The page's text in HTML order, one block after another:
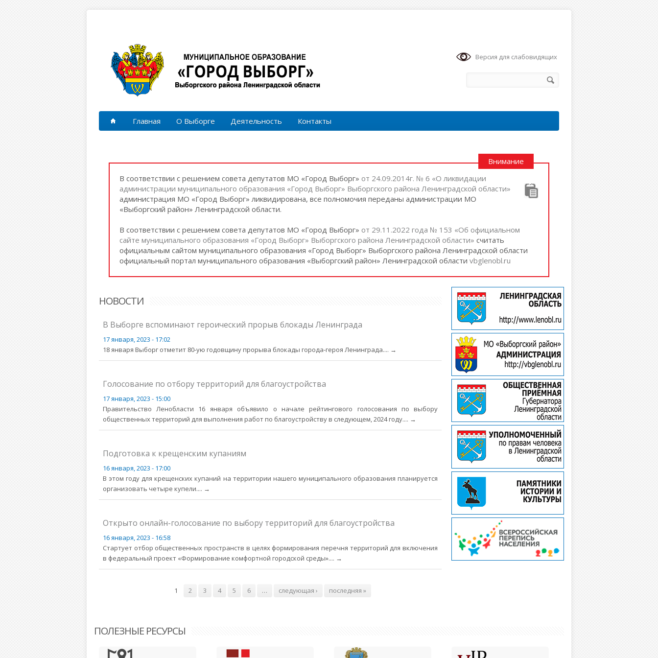
Версия для слабовидящих
Главная О Выборге Деятельность Контакты
Внимание
В соответствии с решением совета депутатов МО «Город Выборг» от 24.09.2014г. № 6 «О ликвидации
администрации муниципального образования «Город Выборг» Выборгского района Ленинградской области»
администрация МО «Город Выборг» ликвидирована, все полномочия переданы администрации МО
«Выборгский район» Ленинградской области.
В соответствии с решением совета депутатов МО «Город Выборг» от 29.11.2022 года № 153 «Об официальном
сайте муниципального образования «Город Выборг» Выборгского района Ленинградской области» cчитать
официальным сайтом муниципального образования «Город Выборг» Выборгского района Ленинградской области
официальный портал муниципального образования «Выборгский район» Ленинградской области vbglenobl.ru
НОВОСТИ
В Выборге вспоминают героический прорыв блокады Ленинграда
17 января, 2023 - 17:02
18 января Выборг отметит 80-ую годовщину прорыва блокады города-героя Ленинграда.... →
Голосование по отбору территорий для благоустройства
17 января, 2023 - 15:00
Правительство Ленобласти 16 января объявило о начале рейтингового голосования по выбору
общественных территорий для выполнения работ по благоустройству в следующем, 2024 году.... →
Подготовка к крещенским купаниям
16 января, 2023 - 17:00
В этом году для крещенских купаний на территории нашего муниципального образования планируется
организовать четыре купели.... →
Открыто онлайн-голосование по выбору территорий для благоустройства
16 января, 2023 - 16:58
Стартует отбор общественных пространств в целях формирования перечня территорий для включения
в федеральный проект «Формирование комфортной городской среды».... →
1 2 3 4 5 6 … следующая › последняя »
ПОЛЕЗНЫЕ РЕСУРСЫ